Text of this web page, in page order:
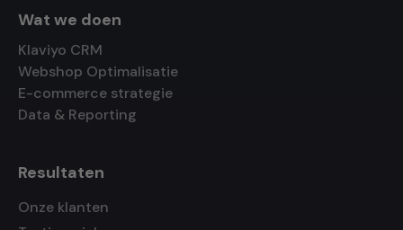
Wat we doen
Klaviyo CRM
Webshop Optimalisatie
E-commerce strategie
Data & Reporting
Resultaten
Onze klanten